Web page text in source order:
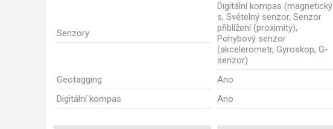
Senzory
Digitální kompas (magnetický
s, Světelný senzor, Senzor
přiblížení (proximity),
Pohybový senzor
(akcelerometr, Gyroskop, G-
senzor)
Geotagging Ano
Digitální kompas
Ano